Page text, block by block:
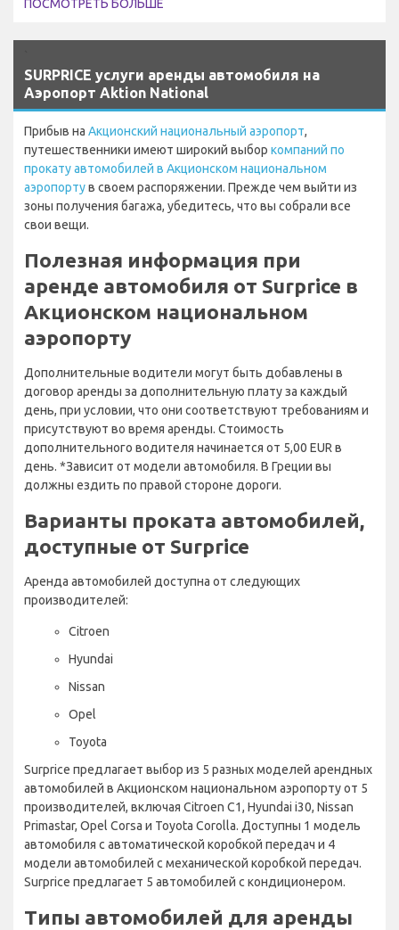
ПОСМОТРЕТЬ БОЛЬШЕ
SURPRICE услуги аренды автомобиля на
Аэропорт Aktion National
Прибыв на Акционский национальный аэропорт,
путешественники имеют широкий выбор компаний по
прокату автомобилей в Акционском национальном
аэропортув своем распоряжении. Прежде чем выйти из
зоны получения багажа, убедитесь, что вы собрали все
свои вещи.
Полезная информация при
аренде автомобиля от Surprice в
Акционском национальном
аэропорту
Дополнительные водители могут быть добавлены в
договор аренды за дополнительную плату за каждый
день, при условии, что они соответствуют требованиям и
присутствуют во время аренды. Стоимость
дополнительного водителя начинается от 5,00 EUR в
день. *Зависит от модели автомобиля. В Греции вы
должны ездить по правой стороне дороги.
Варианты проката автомобилей,
доступные от Surprice
Аренда автомобилей доступна от следующих
производителей:
Citroen
Hyundai
Nissan
Opel
Toyota
Surprice предлагает выбор из 5 разных моделей арендных
автомобилей в Акционском национальном аэропорту от 5
производителей, включая Citroen C1, Hyundai i30, Nissan
Primastar, Opel Corsa и Toyota Corolla. Доступны 1 модель
автомобиля с автоматической коробкой передач и 4
модели автомобилей с механической коробкой передач.
Surprice предлагает 5 автомобилей с кондиционером.
Типы автомобилей для аренды